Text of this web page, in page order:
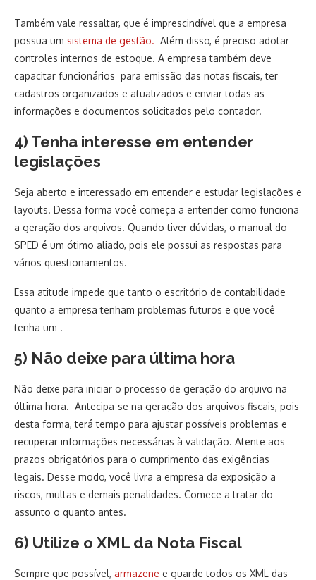
Também vale ressaltar, que é imprescindível que a empresa
possua um sistema de gestão. Além disso, é preciso adotar
controles internos de estoque. A empresa também deve
capacitar funcionários para emissão das notas fiscais, ter
cadastros organizados e atualizados e enviar todas as
informações e documentos solicitados pelo contador.
4) Tenha interesse em entender
legislações
Seja aberto e interessado em entender e estudar legislações e
layouts. Dessa forma você começa a entender como funciona
a geração dos arquivos. Quando tiver dúvidas, o manual do
SPED é um ótimo aliado, pois ele possui as respostas para
vários questionamentos.
Essa atitude impede que tanto o escritório de contabilidade
quanto a empresa tenham problemas futuros e que você
tenha um .
5) Não deixe para última hora
Não deixe para iniciar o processo de geração do arquivo na
última hora. Antecipa-se na geração dos arquivos fiscais, pois
desta forma, terá tempo para ajustar possíveis problemas e
recuperar informações necessárias à validação. Atente aos
prazos obrigatórios para o cumprimento das exigências
legais. Desse modo, você livra a empresa da exposição a
riscos, multas e demais penalidades. Comece a tratar do
assunto o quanto antes.
6) Utilize o XML da Nota Fiscal
Sempre que possível, armazene e guarde todos os XML das